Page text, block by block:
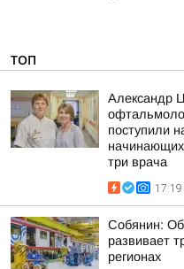
ТОП
Александр
поступили
три врача
17:19
Собянин:
развивает
регионах